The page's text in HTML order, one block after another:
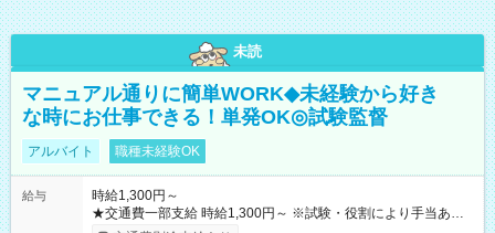
未読
マニュアル通りに簡単WORK◆未経験から好き
な時にお仕事できる！単発OK◎試験監督
アルバイト 職種未経験OK
給与
時給1,300円～
★交通費一部支給 時給1,300円～ ※試験・役割により手当あり